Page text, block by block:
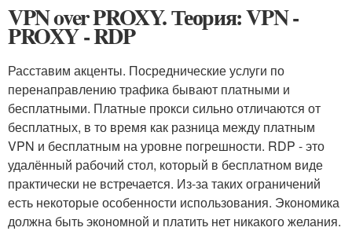
VPN over PROXY. Теория: VPN -
PROXY - RDP
Расставим акценты. Посреднические услуги по
перенаправлению трафика бывают платными и
бесплатными. Платные прокси сильно отличаются от
бесплатных, в то время как разница между платным
VPN и бесплатным на уровне погрешности. RDP - это
удалённый рабочий стол, который в бесплатном виде
практически не встречается. Из-за таких ограничений
есть некоторые особенности использования. Экономика
должна быть экономной и платить нет никакого желания.